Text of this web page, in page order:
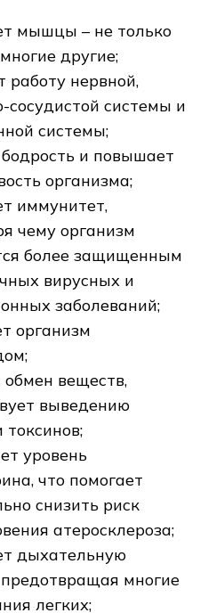
мышцы – не только
другие;
работу нервной,
сосудистой системы и
системы;
и повышает
организма;
иммунитет,
чему организм
более защищенным
вирусных и
заболеваний;
организм
обмен веществ,
выведению
уровень
что помогает
снизить риск
атеросклероза;
дыхательную
предотвращая многие
легких;